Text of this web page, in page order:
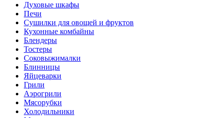
Духовые шкафы
Печи
Сушилки для овощей и фруктов
Кухонные комбайны
Блендеры
Тостеры
Соковыжималки
Блинницы
Яйцеварки
Грили
Аэрогрили
Мясорубки
Холодильники